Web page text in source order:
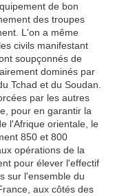
de bon
des troupes
L'on a même
civils manifestant
soupçonnés de
dominés par
Tchad et du Soudan.
par les autres
pour en garantir la
l'Afrique orientale, le
850 et 800
opérations de la
pour élever l'effectif
sur l'ensemble du
aux côtés des